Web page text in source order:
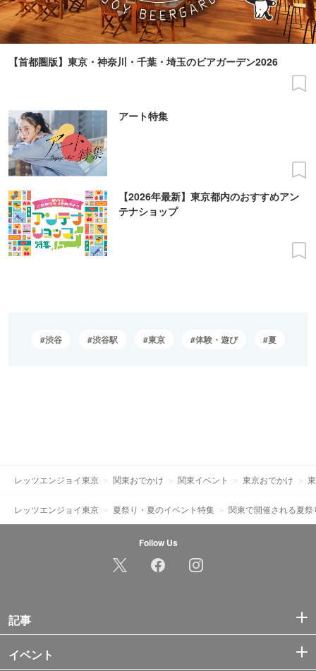
【首都圏版】東京・神奈川・千葉・埼玉のビアガーデン2026
アート特集
【2026年最新】東京都内のおすすめアン
テナショップ
渋谷 渋谷駅 東京 体験・遊び 夏
レッツエンジョイ東京 関東おでかけ 関東イベント 東京おでかけ
レッツエンジョイ東京 夏祭り・夏のイベント特集 関東で開催される夏
Follow Us
記事
イベント